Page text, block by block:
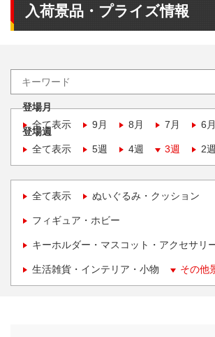
入荷景品・プライズ情報
登場月
全て表示
9月 8月 7月 6月
登場週
全て表示
5週 4週 3週 2週
全て表示 ぬいぐるみ・クッション
フィギュア・ホビー
キーホルダー・マスコット・アクセサリ
生活雑貨・インテリア・小物 その他